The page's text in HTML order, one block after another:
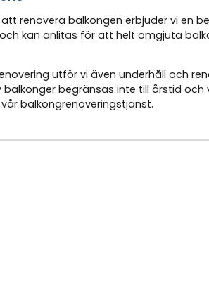
renovera balkongen erbjuder vi en
kan anlitas för att helt omgjuta
utför vi även underhåll och
balkonger begränsas inte till årstid
balkongrenoveringstjänst.